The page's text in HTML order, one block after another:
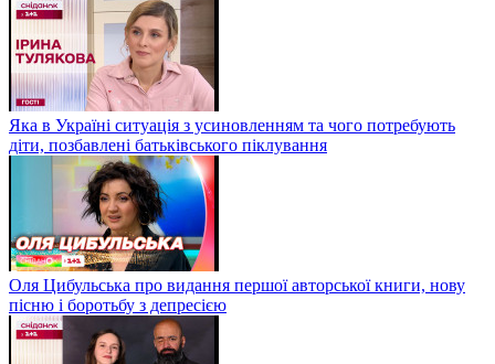
Яка в Україні ситуація з усиновленням та чого потребують
діти, позбавлені батьківського піклування
Оля Цибульська про видання першої авторської книги, нову
пісню і боротьбу з депресією